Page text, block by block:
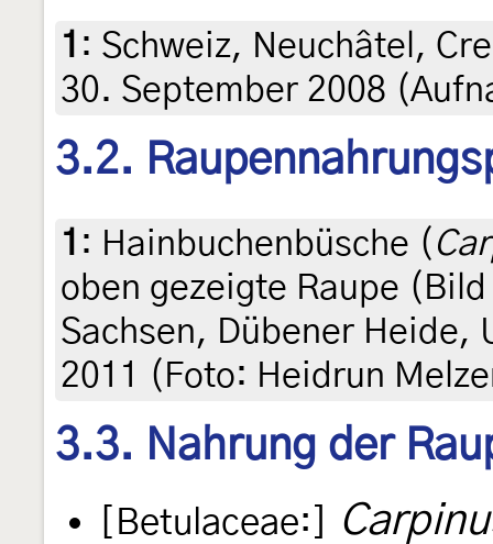
1 : Schweiz, Neuchâtel,
30. September 2008
3.2.
1 : Hainbuchenbüsche (
oben gezeigte Raupe
Sachsen, Dübener Heide,
2011 (Foto: Heidrun
3.3. Nahrung der
[Betulaceae:]